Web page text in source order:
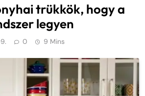
trükkök, hogy a
legyen
0 9 Mins